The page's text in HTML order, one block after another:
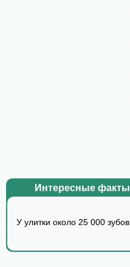
Интересные факты
У yлитки около 25 000 зyбов.